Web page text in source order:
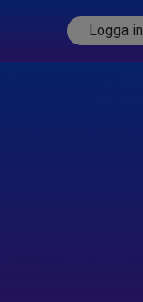
Logga in